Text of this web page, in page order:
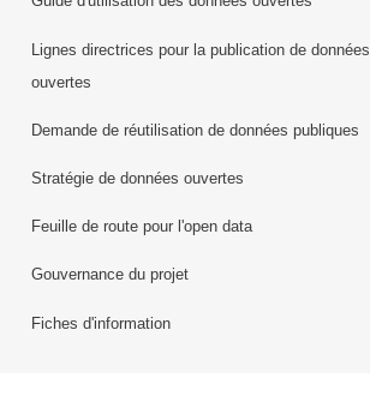
Lignes directrices pour la publication de données
ouvertes
Demande de réutilisation de données publiques
Stratégie de données ouvertes
Feuille de route pour l'open data
Gouvernance du projet
Fiches d'information